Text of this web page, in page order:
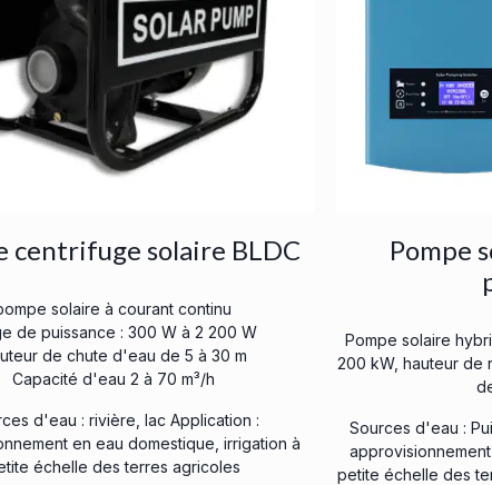
centrifuge solaire BLDC
solaire à courant continu
de puissance : 300 W à 2 200 W
de chute d'eau de 5 à 30 m
Capacité d'eau 2 à 70 m³/h
d'eau : rivière, lac Application :
en eau domestique, irrigation à
échelle des terres agricoles
Pompe
Pompe solaire
200 kW, hauteur de
Sources d'eau :
petite échelle des